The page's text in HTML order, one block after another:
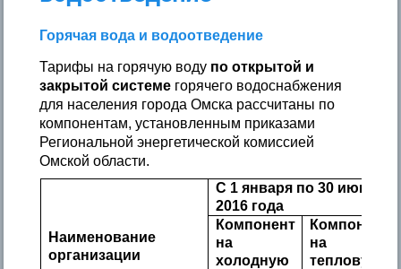
Горячая вода и водоотведение
Тарифы на горячую воду по открытой и
закрытой системе горячего водоснабжения
для населения города Омска рассчитаны по
компонентам, установленным приказами
Региональной энергетической комиссией
Омской области.
Наименование
организации
С 1 января по 30 июня
2016 года
Компонент
на
холодную
Компонент
на
тепловую